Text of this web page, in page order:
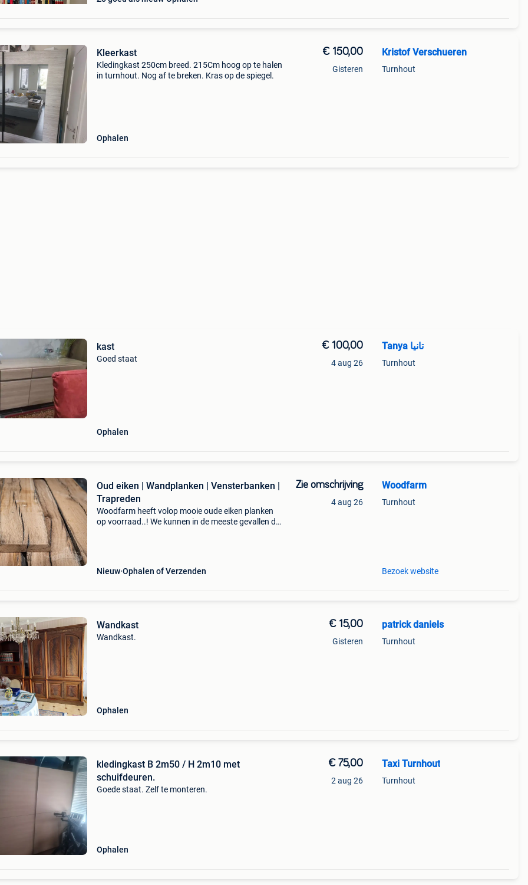
Kleerkast
Kledingkast 250cm breed. 215Cm hoog op te halen
in turnhout. Nog af te breken. Kras op de spiegel.
Ophalen
€ 150,00
Gisteren
Kristof Verschueren
Turnhout
kast
Goed staat
Ophalen
€ 100,00
4 aug 26
Tanya تانيا
Turnhout
Oud eiken | Wandplanken | Vensterbanken |
Trapreden
Woodfarm heeft volop mooie oude eiken planken
op voorraad..! We kunnen in de meeste gevallen de
Nieuw Ophalen of Verzenden
Zie omschrijving
4 aug 26
Woodfarm
Turnhout
Bezoek website
Wandkast
Wandkast.
Ophalen
€ 15,00
Gisteren
patrick daniels
Turnhout
kledingkast B 2m50 / H 2m10 met
schuifdeuren.
Goede staat. Zelf te monteren.
Ophalen
€ 75,00
2 aug 26
Taxi Turnhout
Turnhout